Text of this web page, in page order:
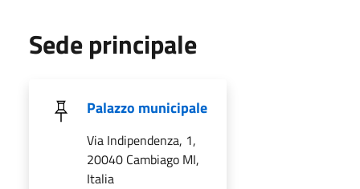
Sede principale
Palazzo municipale
Via Indipendenza, 1,
20040 Cambiago MI,
Italia